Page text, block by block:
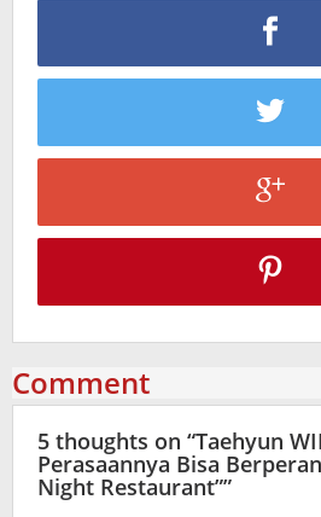
Comment
5 thoughts on “Taehyun
Perasaannya Bisa
Night Restaurant””